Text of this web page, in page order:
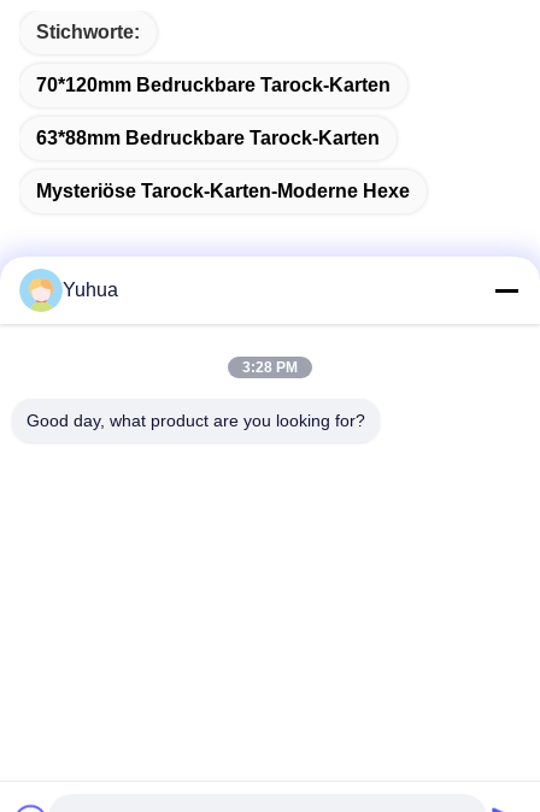
Stichworte:
70*120mm Bedruckbare Tarock-Karten
63*88mm Bedruckbare Tarock-Karten
Mysteriöse Tarock-Karten-Moderne Hexe
Guangdong Yuhua Spielkarten Co., Ltd. Hinzufügen: Nr. 26
2026 GUANGDONG YUHUA PLAYING CARDS CO.,LTD. - Alle.
Yuhua
3:28 PM
Good day, what product are you looking for?